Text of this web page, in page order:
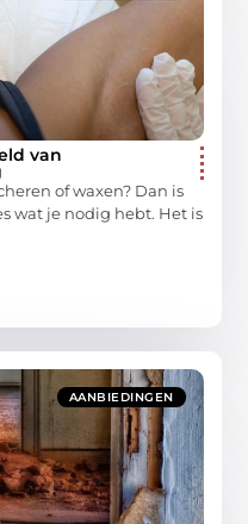
van
of waxen? Dan is
wat je nodig hebt. Het is
AANBIEDINGEN